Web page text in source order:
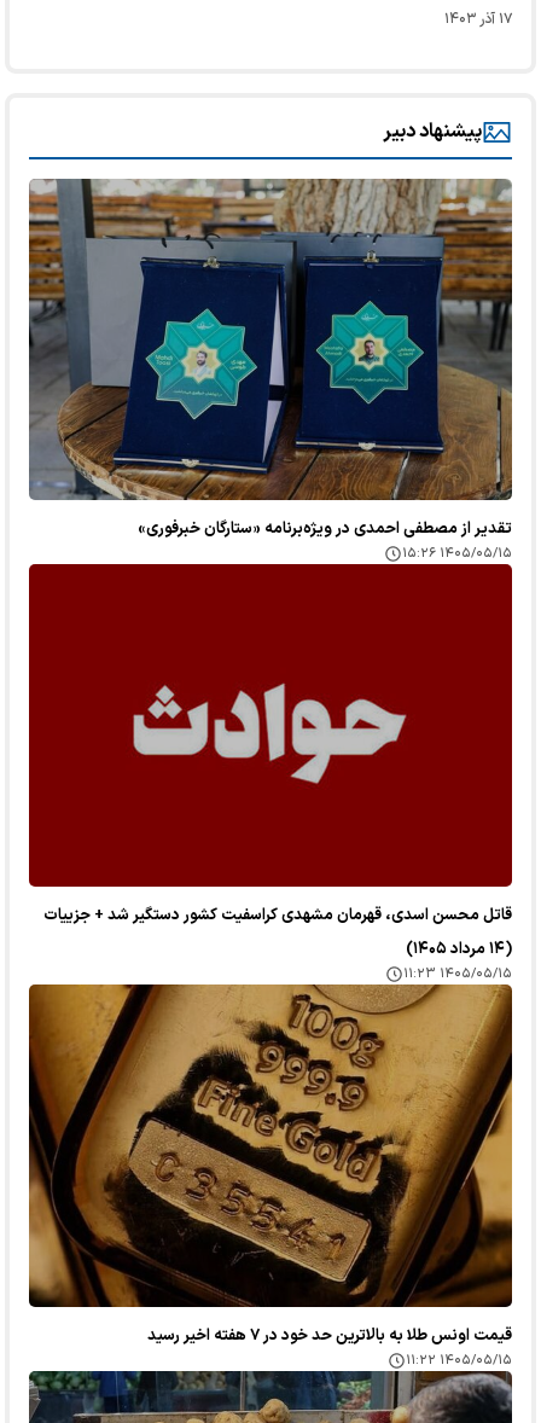
۱۷ آذر ۱۴۰۳
پیشنهاد دبیر
تقدیر از مصطفی احمدی در ویژه‌برنامه «ستارگان خبرفوری»
۱۴۰۵/۰۵/۱۵ ۱۵:۲۶
قاتل محسن اسدی، قهرمان مشهدی کراسفیت کشور دستگیر شد + جزییات
(۱۴ مرداد ۱۴۰۵)
۱۴۰۵/۰۵/۱۵ ۱۱:۲۳
قیمت اونس طلا به بالاترین حد خود در ۷ هفته اخیر رسید
۱۴۰۵/۰۵/۱۵ ۱۱:۲۲